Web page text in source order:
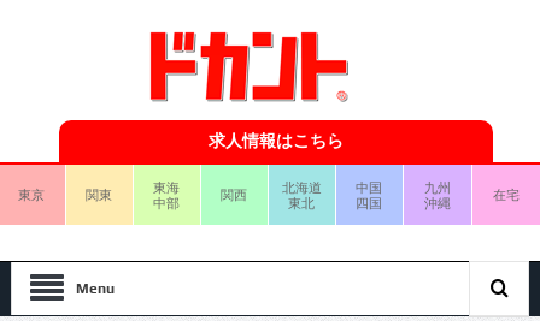
求人情報はこちら
東京 関東
東海
中部
関西
北海道
東北
中国
四国
九州
沖縄
在宅
Menu